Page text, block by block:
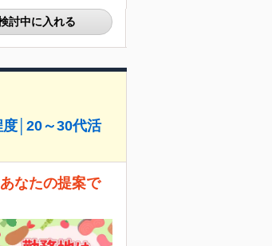
討中に入れる
│20～30代活
なたの提案で